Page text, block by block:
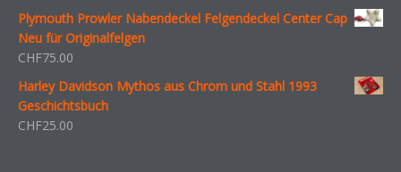
Plymouth Prowler Nabendeckel Felgendeckel Center Cap
Neu für Originalfelgen
CHF75.00
Harley Davidson Mythos aus Chrom und Stahl 1993
Geschichtsbuch
CHF25.00